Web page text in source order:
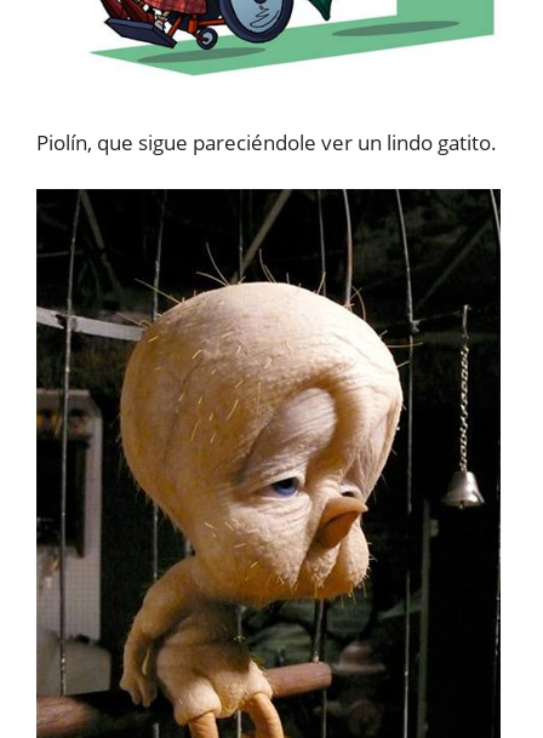
Piolín, que sigue pareciéndole ver un lindo gatito.